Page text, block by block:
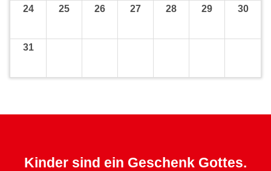
24 25 26 27 28 29 30
31
Kinder sind ein Geschenk Gottes.